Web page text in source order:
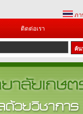
ภา
ติดต่อเรา